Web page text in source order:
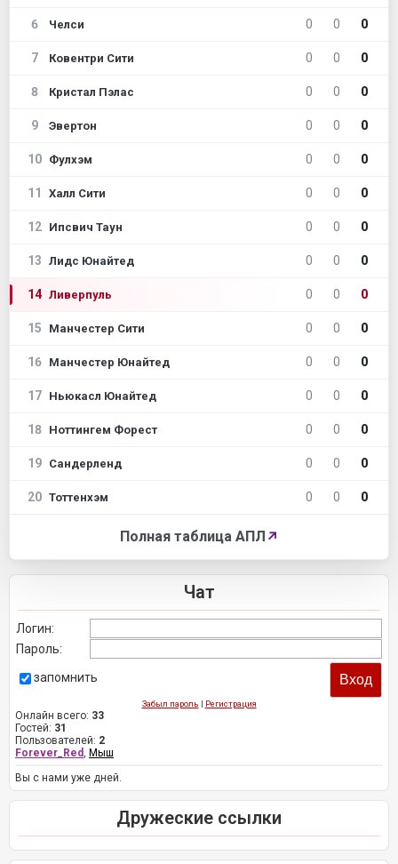
6 Челси 0 0 0
7 Ковентри Сити 0 0 0
8 Кристал Пэлас 0 0 0
9 Эвертон 0 0 0
10 Фулхэм 0 0 0
11 Халл Сити 0 0 0
12 Ипсвич Таун 0 0 0
13 Лидс Юнайтед 0 0 0
14 Ливерпуль 0 0 0
15 Манчестер Сити 0 0 0
16 Манчестер Юнайтед 0 0 0
17 Ньюкасл Юнайтед 0 0 0
18 Ноттингем Форест 0 0 0
19 Сандерленд 0 0 0
20 Тоттенхэм 0 0 0
Полная таблица АПЛ ↗
Чат
Логин:
Пароль:
запомнить
Забыл пароль | Регистрация
Онлайн всего: 33
Гостей: 31
Пользователей: 2
Forever_Red, Мыш
Вы с нами уже дней.
Дружеские ссылки